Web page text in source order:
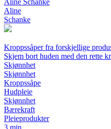
Aline Schanke
Aline
Schanke
Kroppssåper fra forskjellige
Skjem bort huden med den rette
Skjønnhet
Skjønnhet
Kroppssåpe
Hudpleie
Skjønnhet
Bærekraft
Pleieprodukter
3 min